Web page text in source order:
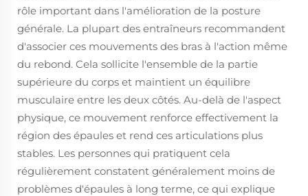
rôle important dans l'amélioration de la posture
générale. La plupart des entraîneurs recommandent
d'associer ces mouvements des bras à l'action même
du rebond. Cela sollicite l'ensemble de la partie
supérieure du corps et maintient un équilibre
musculaire entre les deux côtés. Au-delà de l'aspect
physique, ce mouvement renforce effectivement la
région des épaules et rend ces articulations plus
stables. Les personnes qui pratiquent cela
régulièrement constatent généralement moins de
problèmes d'épaules à long terme, ce qui explique